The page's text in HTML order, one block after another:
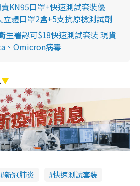
KN95口罩+快速測試套裝優
立體口罩2盒+5支抗原檢測試劑
生署認可$18快速測試套裝 現貨
、Omicron病毒
▼
新冠肺炎
快速測試套裝